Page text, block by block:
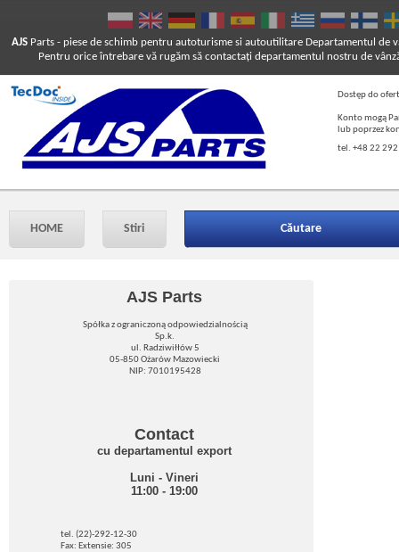
AJS Parts - piese de schimb pentru autoturisme si autoutilitare
Pentru orice întrebare vă rugăm să contactaţi departamentul nostru de
Departamentul de
Dostęp do
Konto mogą
lub poprzez
tel. +48 22
HOME Stiri Căutare
AJS Parts
Spółka z ograniczoną odpowiedzialnością
Sp.k.
ul. Radziwiłłów 5
05-850 Ożarów Mazowiecki
NIP: 7010195428
Contact
cu departamentul export
Luni - Vineri
11:00 - 19:00
tel. (22)-292-12-30
Fax: Extensie: 305